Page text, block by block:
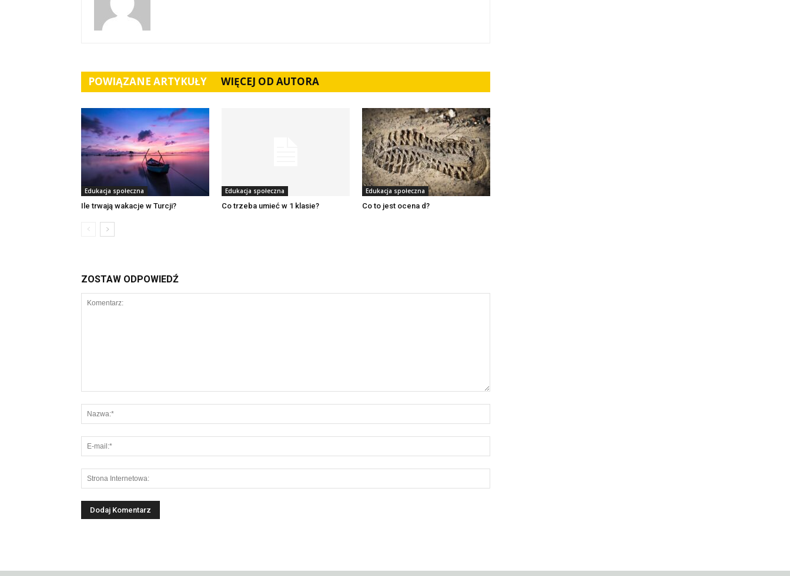
POWIĄZANE ARTYKUŁY WIĘCEJ OD AUTORA
Edukacja społeczna
Ile trwają wakacje w Turcji?
Edukacja społeczna
Co trzeba umieć w 1 klasie?
Edukacja społeczna
Co to jest ocena d?
ZOSTAW ODPOWIEDŹ